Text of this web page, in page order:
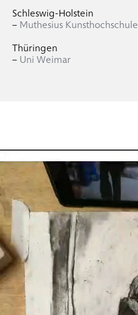
Schleswig-Holstein
– Muthesius Kunsthochschule
Thüringen
– Uni Weimar